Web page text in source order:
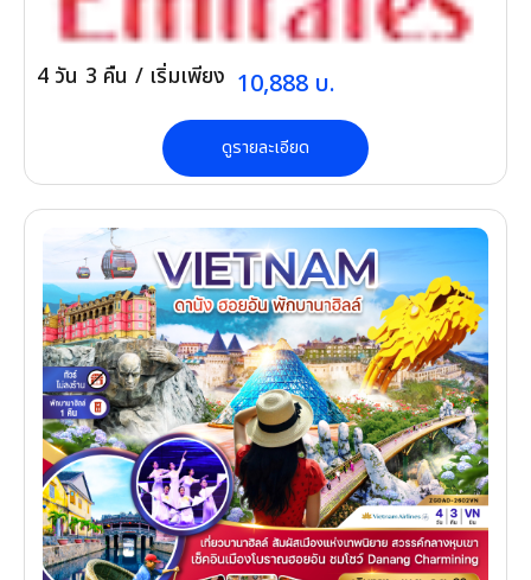
4 วัน 3 คืน / เริ่มเพียง 10,888 บ.
ดูรายละเอียด